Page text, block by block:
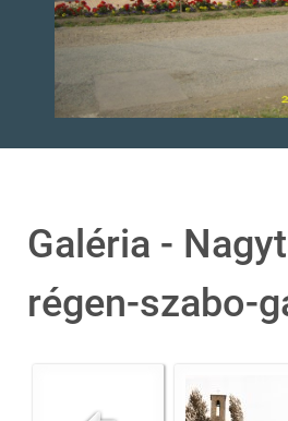
Galéria -
régen-szabo-